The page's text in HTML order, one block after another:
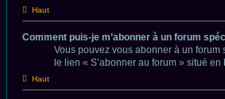
Haut
Comment puis-je m’abonner à un forum
Vous pouvez vous abonner à un
le lien « S’abonner au forum » situé
Haut